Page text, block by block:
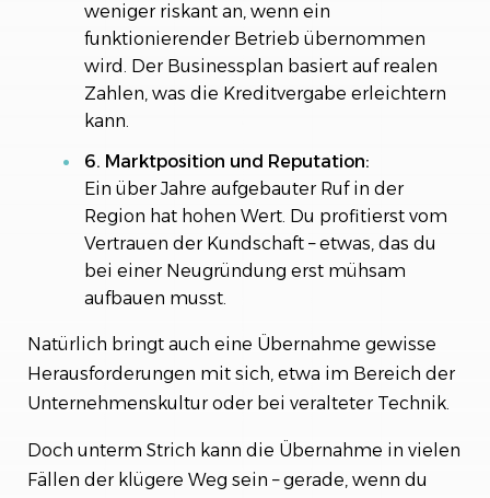
weniger riskant an, wenn ein
funktionierender Betrieb übernommen
wird. Der Businessplan basiert auf realen
Zahlen, was die Kreditvergabe erleichtern
kann.
6. Marktposition und Reputation:
Ein über Jahre aufgebauter Ruf in der
Region hat hohen Wert. Du profitierst vom
Vertrauen der Kundschaft – etwas, das du
bei einer Neugründung erst mühsam
aufbauen musst.
Natürlich bringt auch eine Übernahme gewisse
Herausforderungen mit sich, etwa im Bereich der
Unternehmenskultur oder bei veralteter Technik.
Doch unterm Strich kann die Übernahme in vielen
Fällen der klügere Weg sein – gerade, wenn du